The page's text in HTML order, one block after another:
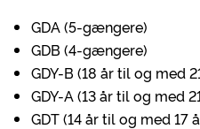
GDA (5-gængere)
GDB (4-gængere)
GDY-B (18 år til og med
GDY-A (13 år til og med
GDT (14 år til og med 17